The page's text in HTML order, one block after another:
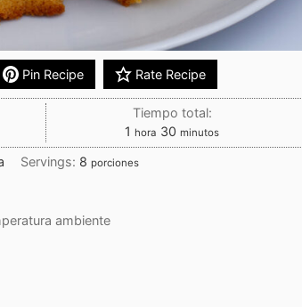
Pin Recipe Rate Recipe
Tiempo total:
1 hora 30 minutos
Servings: 8 porciones
ambiente